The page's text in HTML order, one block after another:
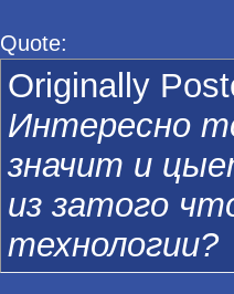
Quote:
Originally
Интересно
значит и
из затого
технологии?